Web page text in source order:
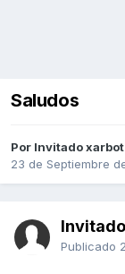
Saludos
Por Invitado xarbot
23 de Septiembre
Publicado